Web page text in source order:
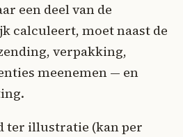
een deel van de
calculeert, moet naast de
verpakking,
meenemen — en
ter illustratie (kan per